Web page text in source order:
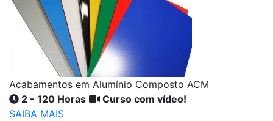
Acabamentos em Alumínio Composto ACM
2 - 120 Horas
Curso com vídeo!
SAIBA MAIS